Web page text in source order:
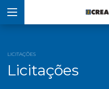
LICITAÇÕES
Licitações